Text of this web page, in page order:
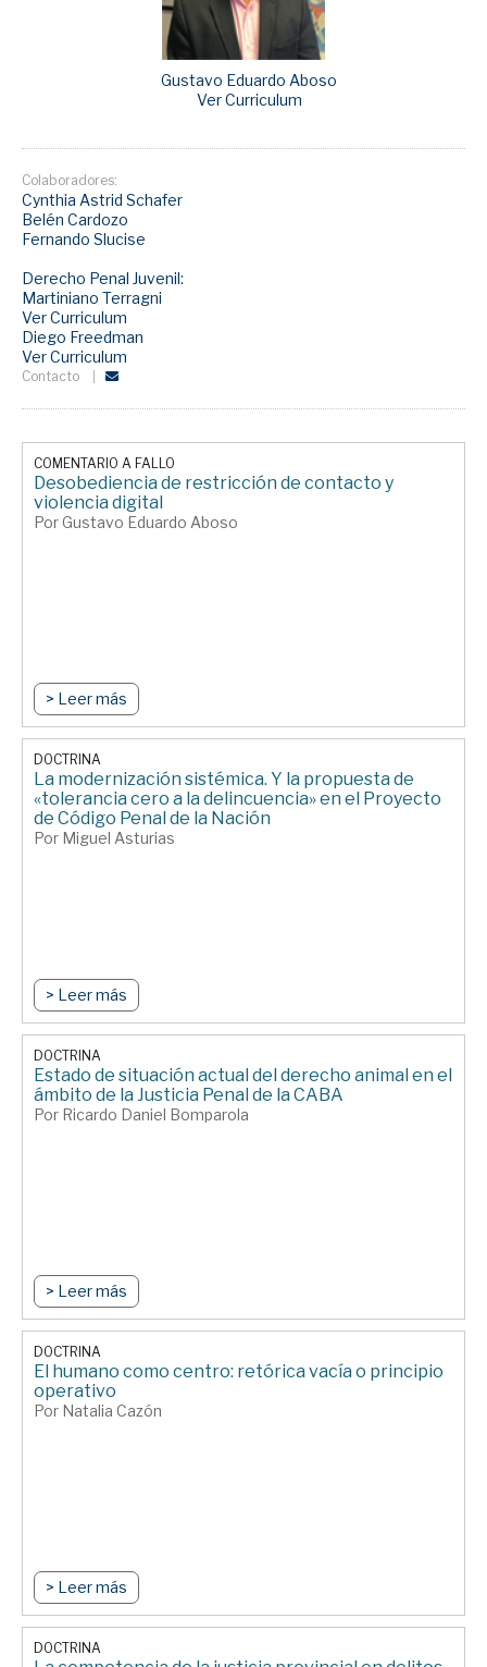
Gustavo Eduardo Aboso
Ver Curriculum
Colaboradores:
Cynthia Astrid Schafer
Belén Cardozo
Fernando Slucise
Derecho Penal Juvenil:
Martiniano Terragni
Ver Curriculum
Diego Freedman
Ver Curriculum
Contacto
COMENTARIO A FALLO
Desobediencia de restricción de contacto y
violencia digital
Por Gustavo Eduardo Aboso
> Leer más
DOCTRINA
La modernización sistémica. Y la propuesta de
«tolerancia cero a la delincuencia» en el Proyecto
de Código Penal de la Nación
Por Miguel Asturias
> Leer más
DOCTRINA
Estado de situación actual del derecho animal en el
ámbito de la Justicia Penal de la CABA
Por Ricardo Daniel Bomparola
> Leer más
DOCTRINA
El humano como centro: retórica vacía o principio
operativo
Por Natalia Cazón
> Leer más
DOCTRINA